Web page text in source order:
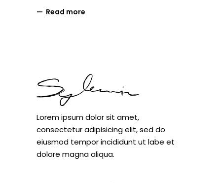
Read more
Lorem ipsum dolor sit amet,
consectetur adipisicing elit, sed do
eiusmod tempor incididunt ut labe et
dolore magna aliqua.